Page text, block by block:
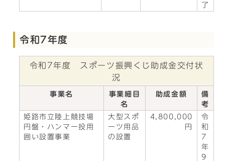
了
令和7年度
令和7年度 スポーツ振興くじ助成金交付状
況
事業名
事業細目
名
助成金額
備
考
姫路市立陸上競技場
円盤・ハンマー投用
囲い設置事業
大型スポ
ーツ用品
の設置
4,800,000
円
令
和
7
年
9